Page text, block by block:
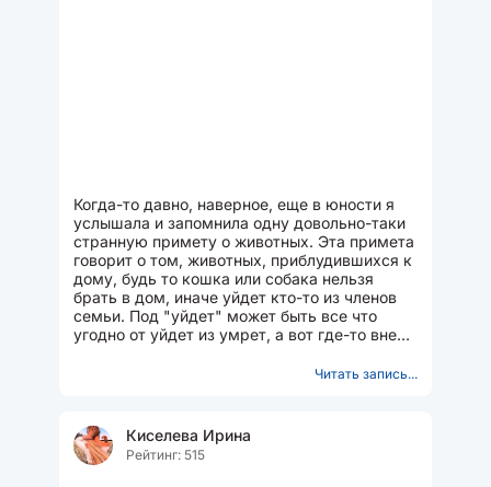
Когда-то давно, наверное, еще в юности я
услышала и запомнила одну довольно-таки
странную примету о животных. Эта примета
говорит о том, животных, приблудившихся к
дому, будь то кошка или собака нельзя
брать в дом, иначе уйдет кто-то из членов
семьи. Под "уйдет" может быть все что
угодно от уйдет из умрет, а вот где-то вне
Читать запись...
Киселева Ирина
Рейтинг: 515